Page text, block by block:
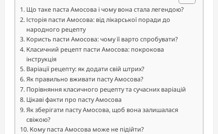
Що таке паста Амосова і чому вона стала легендою?
Історія пасти Амосова: від лікарської поради до
народного рецепту
Користь пасти Амосова: чому її варто спробувати?
Класичний рецепт пасти Амосова: покрокова
інструкція
Варіації рецепту: як додати свій штрих?
Як правильно вживати пасту Амосова?
Порівняння класичного рецепту та сучасних варіацій
Цікаві факти про пасту Амосова
Як зберігати пасту Амосова, щоб вона залишалася
свіжою?
Кому паста Амосова може не підійти?